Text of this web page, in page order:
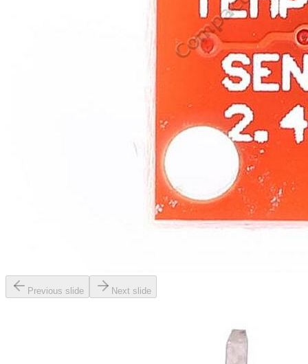
Previous slide Next slide